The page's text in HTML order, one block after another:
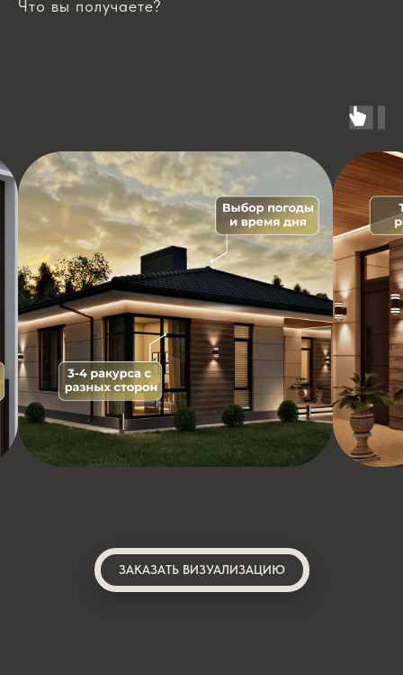
Что вы получаете?
ЗАКАЗАТЬ ВИЗУАЛИЗАЦИЮ